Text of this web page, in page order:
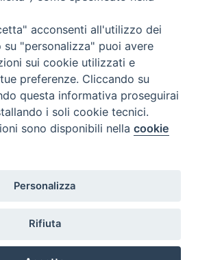
viene garantito per entrambe le
sabato e nei giorni festivi: dalle 08.00
LOMBARDIA:
tel. 3665888246
EMILIA ROMAGNA:
tel. 3358249870
tel. 3665888246
EMILIA ROMAGNA:
acconsenti all'utilizzo dei
"personalizza" puoi avere
sui cookie utilizzati e
preferenze. Cliccando su
questa informativa proseguirai
i soli cookie tecnici.
sono disponibili nellacookie
Personalizza
Rifiuta